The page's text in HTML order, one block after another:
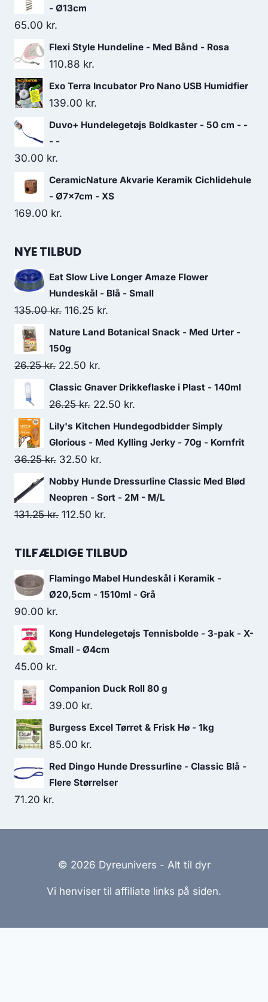
- Ø13cm
65.00 kr.
Flexi Style Hundeline - Med Bånd - Rosa
110.88 kr.
Exo Terra Incubator Pro Nano USB Humidfier
139.00 kr.
Duvo+ Hundelegetøjs Boldkaster - 50 cm - -
- -
30.00 kr.
CeramicNature Akvarie Keramik Cichlidehule
- Ø7x7cm - XS
169.00 kr.
NYE TILBUD
Eat Slow Live Longer Amaze Flower
Hundeskål - Blå - Small
135.00kr. Den
oprindelige
pris
var:
135.00 kr..
116.25 kr.
aktuelle
116.25 kr..
Nature Land Botanical Snack - Med Urter -
150g
26.25kr. Den
oprindelige
pris
26.25 kr..
22.50 kr.
aktuelle
pris
22.50 kr..
Classic Gnaver Drikkeflaske i Plast - 140ml
26.25kr. Den
oprindelige
pris
var:
26.25 kr..
22.50 kr.
aktuelle
pris
22.50 kr..
Lily's Kitchen Hundegodbidder Simply
Glorious - Med Kylling Jerky - 70g - Kornfrit
36.25kr. Den
oprindelige
pris
var:
32.50 kr.
aktuelle
pris
er:
Nobby Hunde Dressurline Classic Med Blød
Neopren - Sort - 2M - M/L
131.25kr. Den
pris
131.25 kr..
112.50 kr.
pris
112.50 kr..
TILFÆLDIGE TILBUD
Flamingo Mabel Hundeskål i Keramik -
Ø20,5cm - 1510ml - Grå
90.00 kr.
Kong Hundelegetøjs Tennisbolde - 3-pak - X-
Small - Ø4cm
45.00 kr.
Companion Duck Roll 80 g
39.00 kr.
Burgess Excel Tørret & Frisk Hø - 1kg
85.00 kr.
Red Dingo Hunde Dressurline - Classic Blå -
Flere Størrelser
71.20 kr.
© 2026 Dyreunivers - Alt til dyr
Vi henviser til affiliate links på siden.